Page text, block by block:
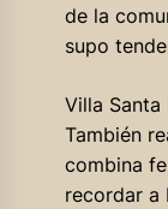
de la
supo
Villa Santa
También
combina
recordar a